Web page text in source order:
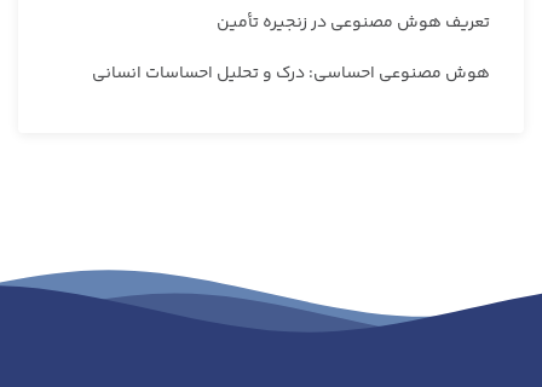
تعریف هوش مصنوعی در زنجیره تأمین
هوش مصنوعی احساسی: درک و تحلیل احساسات انسانی